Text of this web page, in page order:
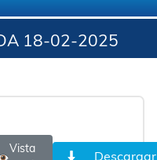
18-02-2025
Vista
Descargar